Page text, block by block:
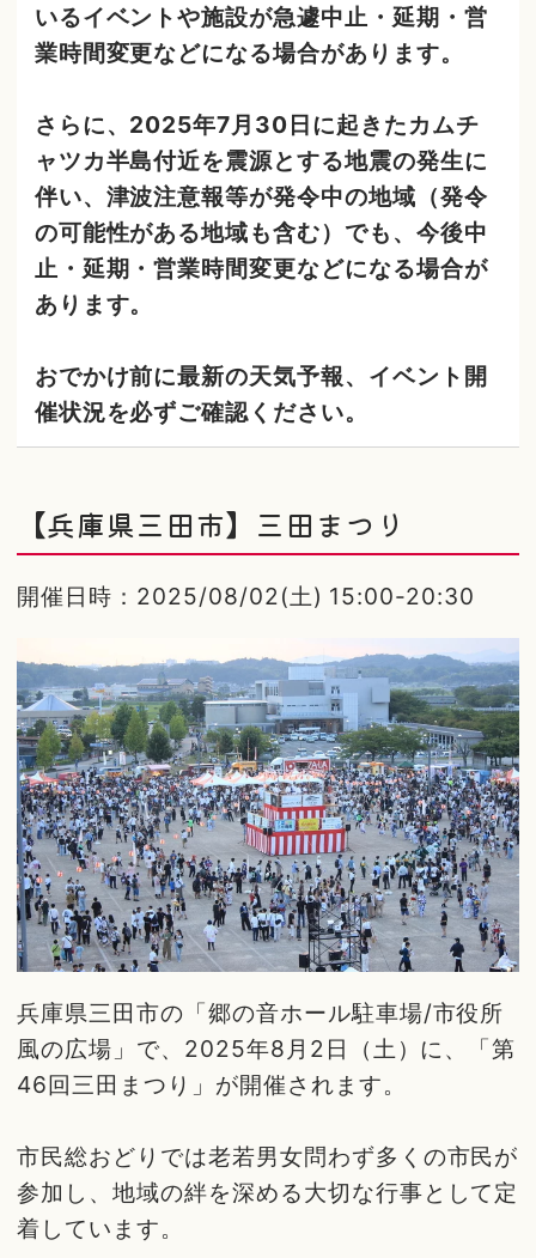
いるイベントや施設が急遽中止・延期・営
業時間変更などになる場合があります。
さらに、2025年7月30日に起きたカムチ
ャツカ半島付近を震源とする地震の発生に
伴い、津波注意報等が発令中の地域（発令
の可能性がある地域も含む）でも、今後中
止・延期・営業時間変更などになる場合が
あります。
おでかけ前に最新の天気予報、イベント開
催状況を必ずご確認ください。
【兵庫県三田市】三田まつり
開催日時：2025/08/02(土) 15:00-20:30
兵庫県三田市の「郷の音ホール駐車場/市役所
風の広場」で、2025年8月2日（土）に、「第
46回三田まつり」が開催されます。
市民総おどりでは老若男女問わず多くの市民が
参加し、地域の絆を深める大切な行事として定
着しています。